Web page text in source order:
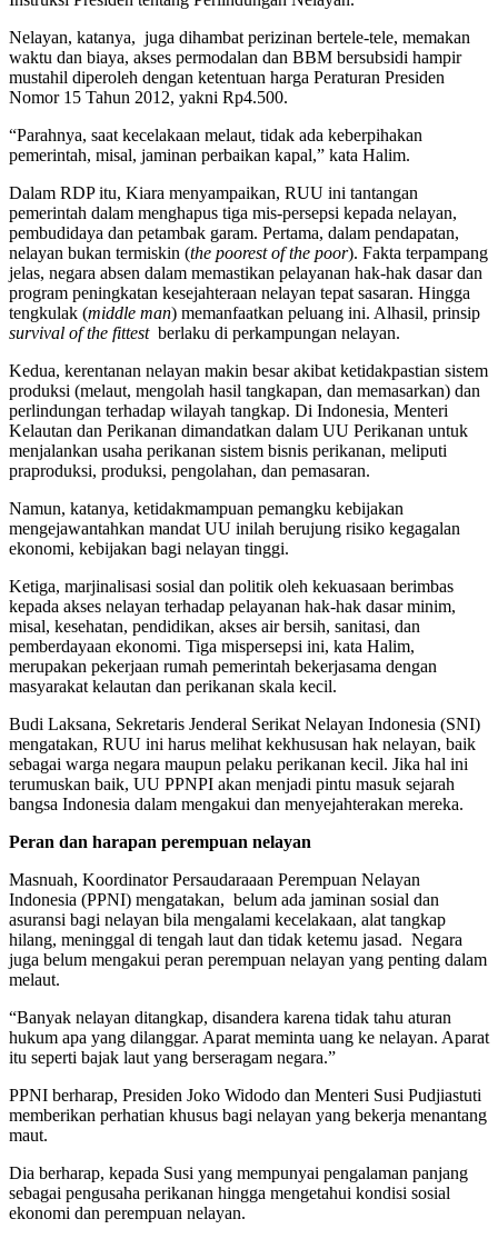
Nelayan, katanya, juga dihambat perizinan bertele-tele, memakan
waktu dan biaya, akses permodalan dan BBM bersubsidi hampir
mustahil diperoleh dengan ketentuan harga Peraturan Presiden
Nomor 15 Tahun 2012, yakni Rp4.500.
“Parahnya, saat kecelakaan melaut, tidak ada keberpihakan
pemerintah, misal, jaminan perbaikan kapal,” kata Halim.
Dalam RDP itu, Kiara menyampaikan, RUU ini tantangan
pemerintah dalam menghapus tiga mis-persepsi kepada nelayan,
pembudidaya dan petambak garam. Pertama, dalam pendapatan,
nelayan bukan termiskin (the poorest of the poor). Fakta terpampang
jelas, negara absen dalam memastikan pelayanan hak-hak dasar dan
program peningkatan kesejahteraan nelayan tepat sasaran. Hingga
tengkulak (middle man) memanfaatkan peluang ini. Alhasil, prinsip
survival of the fittestberlaku di perkampungan nelayan.
Kedua, kerentanan nelayan makin besar akibat ketidakpastian sistem
produksi (melaut, mengolah hasil tangkapan, dan memasarkan) dan
perlindungan terhadap wilayah tangkap. Di Indonesia, Menteri
Kelautan dan Perikanan dimandatkan dalam UU Perikanan untuk
menjalankan usaha perikanan sistem bisnis perikanan, meliputi
praproduksi, produksi, pengolahan, dan pemasaran.
Namun, katanya, ketidakmampuan pemangku kebijakan
mengejawantahkan mandat UU inilah berujung risiko kegagalan
ekonomi, kebijakan bagi nelayan tinggi.
Ketiga, marjinalisasi sosial dan politik oleh kekuasaan berimbas
kepada akses nelayan terhadap pelayanan hak-hak dasar minim,
misal, kesehatan, pendidikan, akses air bersih, sanitasi, dan
pemberdayaan ekonomi. Tiga mispersepsi ini, kata Halim,
merupakan pekerjaan rumah pemerintah bekerjasama dengan
masyarakat kelautan dan perikanan skala kecil.
Budi Laksana, Sekretaris Jenderal Serikat Nelayan Indonesia (SNI)
mengatakan, RUU ini harus melihat kekhususan hak nelayan, baik
sebagai warga negara maupun pelaku perikanan kecil. Jika hal ini
terumuskan baik, UU PPNPI akan menjadi pintu masuk sejarah
bangsa Indonesia dalam mengakui dan menyejahterakan mereka.
Peran dan harapan perempuan nelayan
Masnuah, Koordinator Persaudaraaan Perempuan Nelayan
Indonesia (PPNI) mengatakan, belum ada jaminan sosial dan
asuransi bagi nelayan bila mengalami kecelakaan, alat tangkap
hilang, meninggal di tengah laut dan tidak ketemu jasad. Negara
juga belum mengakui peran perempuan nelayan yang penting dalam
melaut.
“Banyak nelayan ditangkap, disandera karena tidak tahu aturan
hukum apa yang dilanggar. Aparat meminta uang ke nelayan. Aparat
itu seperti bajak laut yang berseragam negara.”
PPNI berharap, Presiden Joko Widodo dan Menteri Susi Pudjiastuti
memberikan perhatian khusus bagi nelayan yang bekerja menantang
maut.
Dia berharap, kepada Susi yang mempunyai pengalaman panjang
sebagai pengusaha perikanan hingga mengetahui kondisi sosial
ekonomi dan perempuan nelayan.